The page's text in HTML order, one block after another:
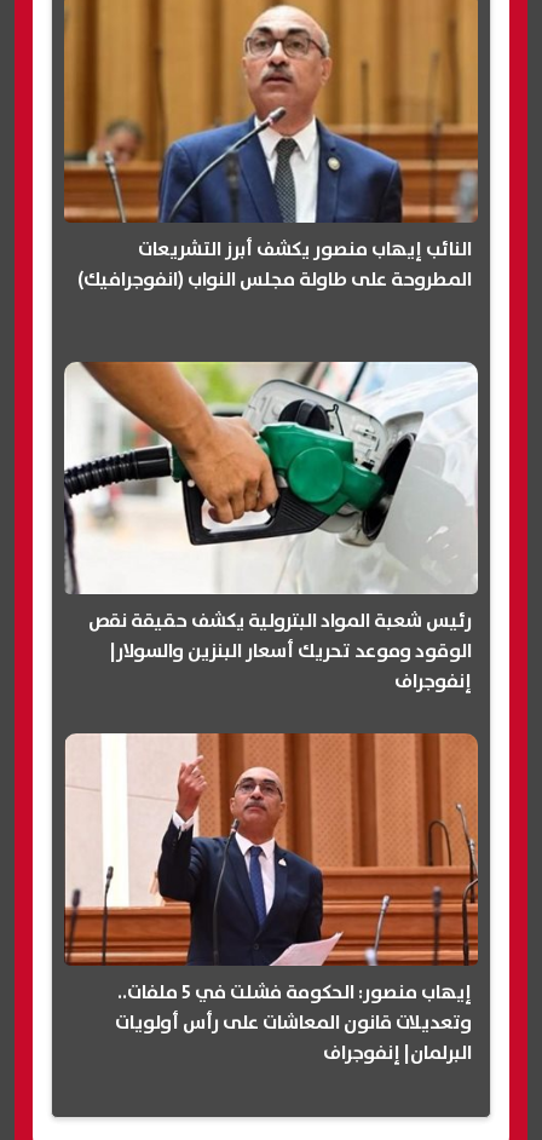
النائب إيهاب منصور يكشف أبرز التشريعات
المطروحة على طاولة مجلس النواب (انفوجرافيك)
رئيس شعبة المواد البترولية يكشف حقيقة نقص
الوقود وموعد تحريك أسعار البنزين والسولار|
إنفوجراف
إيهاب منصور: الحكومة فشلت في 5 ملفات..
وتعديلات قانون المعاشات على رأس أولويات
البرلمان| إنفوجراف